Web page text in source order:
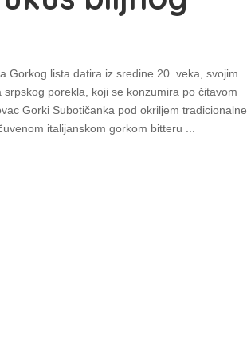
Gorkog lista datira iz sredine 20. veka, svojim
porekla, koji se konzumira po čitavom
Gorki Subotičanka pod okriljem tradicionalne
italijanskom gorkom bitteru ...